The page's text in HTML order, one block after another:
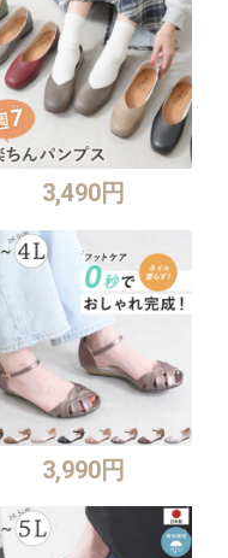
3,490円
3,990円